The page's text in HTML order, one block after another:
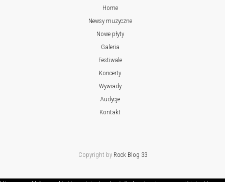
Home
Newsy muzyczne
Nowe płyty
Galeria
Festiwale
Koncerty
Wywiady
Audycje
Kontakt
Copyright by Rock Blog 33